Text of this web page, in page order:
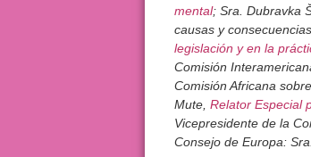
mental; Sra. Dubravka
causas y
legislación y en la
Comisión
Comisión Africana
Mute, Relator Especial
Vicepresidente de la
Consejo de Europa: